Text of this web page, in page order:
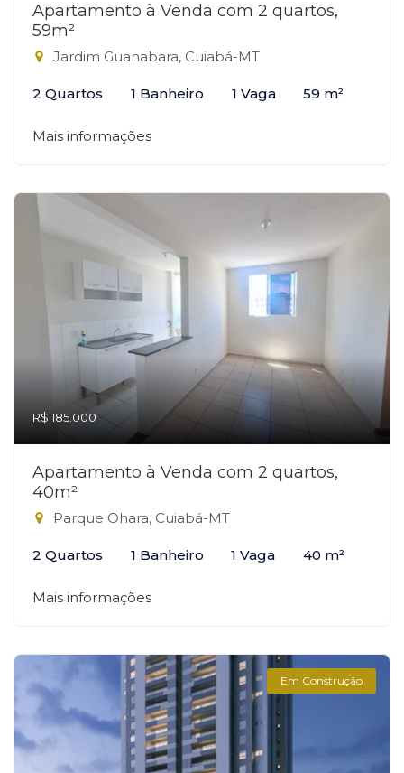
Apartamento à Venda com 2 quartos,
59m²
Jardim Guanabara, Cuiabá-MT
2 Quartos 1 Banheiro 1 Vaga 59 m²
Mais informações
R$ 185.000
Apartamento à Venda com 2 quartos,
40m²
Parque Ohara, Cuiabá-MT
2 Quartos 1 Banheiro 1 Vaga 40 m²
Mais informações
Em Construção